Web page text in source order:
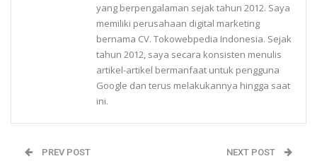
yang berpengalaman sejak tahun 2012. Saya
memiliki perusahaan digital marketing
bernama CV. Tokowebpedia Indonesia. Sejak
tahun 2012, saya secara konsisten menulis
artikel-artikel bermanfaat untuk pengguna
Google dan terus melakukannya hingga saat
ini.
PREV POST NEXT POST